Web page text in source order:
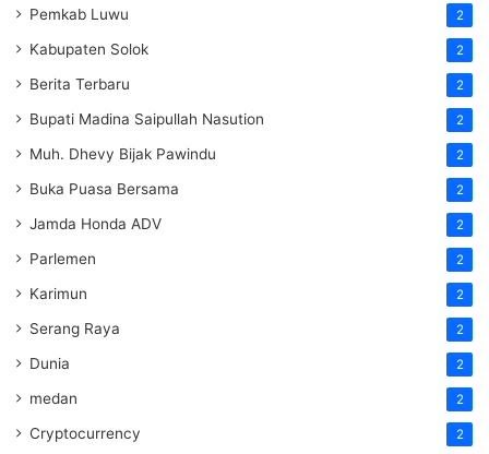
Pemkab Luwu 2
Kabupaten Solok 2
Berita Terbaru 2
Bupati Madina Saipullah Nasution 2
Muh. Dhevy Bijak Pawindu 2
Buka Puasa Bersama 2
Jamda Honda ADV 2
Parlemen 2
Karimun 2
Serang Raya 2
Dunia 2
medan 2
Cryptocurrency 2